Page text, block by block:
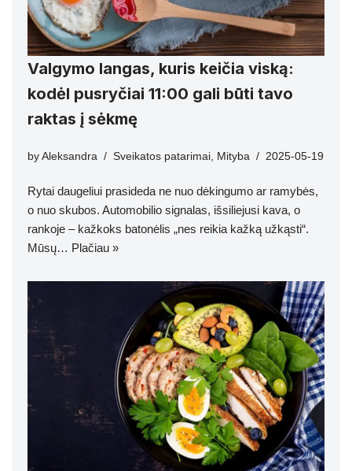
Valgymo langas, kuris keičia viską:
kodėl pusryčiai 11:00 gali būti tavo
raktas į sėkmę
by Aleksandra Sveikatos patarimai, Mityba 2025-05-19
Rytai daugeliui prasideda ne nuo dėkingumo ar ramybės,
o nuo skubos. Automobilio signalas, išsiliejusi kava, o
rankoje – kažkoks batonėlis „nes reikia kažką užkąsti“.
Mūsų… Plačiau »